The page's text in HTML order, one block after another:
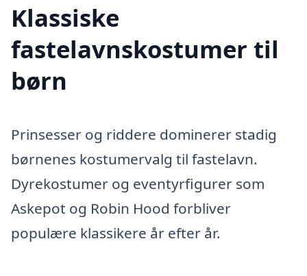
Klassiske
fastelavnskostumer til
børn
Prinsesser og riddere dominerer stadig
børnenes kostumervalg til fastelavn.
Dyrekostumer og eventyrfigurer som
Askepot og Robin Hood forbliver
populære klassikere år efter år.